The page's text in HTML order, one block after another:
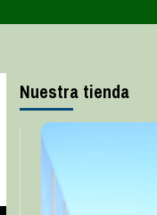
Nuestra tienda